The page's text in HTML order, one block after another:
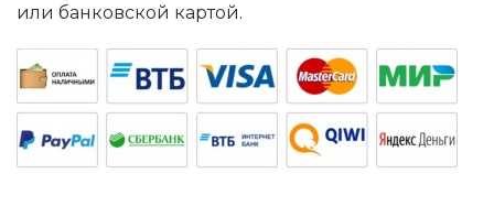
или банковской картой.